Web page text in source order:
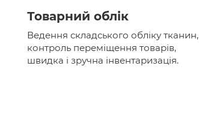
Товарний облік
Ведення складського обліку тканин,
контроль переміщення товарів,
швидка і зручна інвентаризація.